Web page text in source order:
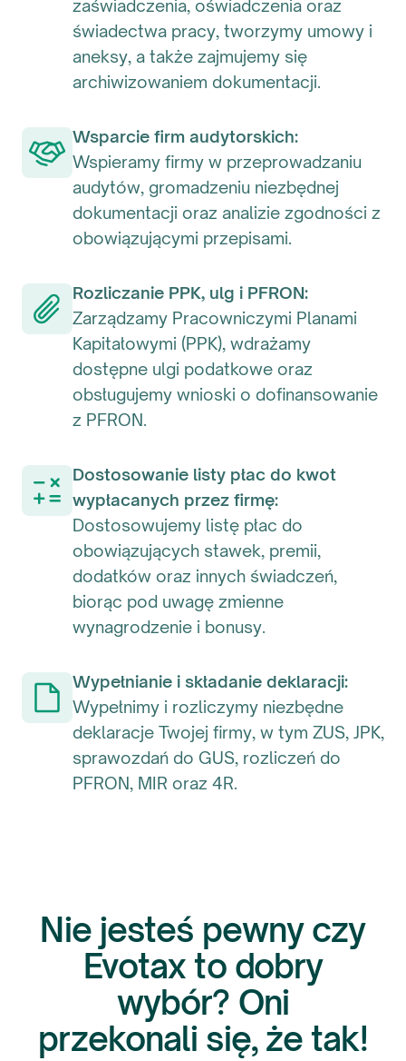
zaświadczenia, oświadczenia oraz
świadectwa pracy, tworzymy umowy i
aneksy, a także zajmujemy się
archiwizowaniem dokumentacji.
Wsparcie firm audytorskich:
Wspieramy firmy w przeprowadzaniu
audytów, gromadzeniu niezbędnej
dokumentacji oraz analizie zgodności z
obowiązującymi przepisami.
Rozliczanie PPK, ulg i PFRON:
Zarządzamy Pracowniczymi Planami
Kapitałowymi (PPK), wdrażamy
dostępne ulgi podatkowe oraz
obsługujemy wnioski o dofinansowanie
z PFRON.
Dostosowanie listy płac do kwot
wypłacanych przez firmę:
Dostosowujemy listę płac do
obowiązujących stawek, premii,
dodatków oraz innych świadczeń,
biorąc pod uwagę zmienne
wynagrodzenie i bonusy.
Wypełnianie i składanie deklaracji:
Wypełnimy i rozliczymy niezbędne
deklaracje Twojej firmy, w tym ZUS, JPK,
sprawozdań do GUS, rozliczeń do
PFRON, MIR oraz 4R.
Nie jesteś pewny czy
Evotax to dobry
wybór? Oni
przekonali się, że tak!